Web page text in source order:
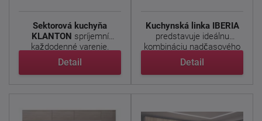
Sektorová kuchyňa
KLANTON spríjemní
každodenné varenie.
Svetlosivý dub ...
Detail
Kuchynská linka IBERIA
predstavuje ideálnu
kombináciu nadčasového
...
Detail